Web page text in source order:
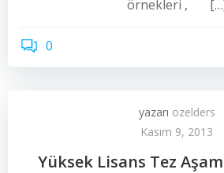
örnekleri ,
0
yazarı ozelders
Kasım 9, 2013
Yüksek Lisans Tez